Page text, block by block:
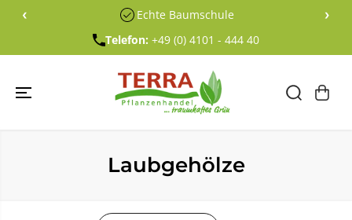
EN SIE ZU
‹ Echte Baumschule ›
Telefon: +49 (0) 4101 - 444 40
Laubgehölze